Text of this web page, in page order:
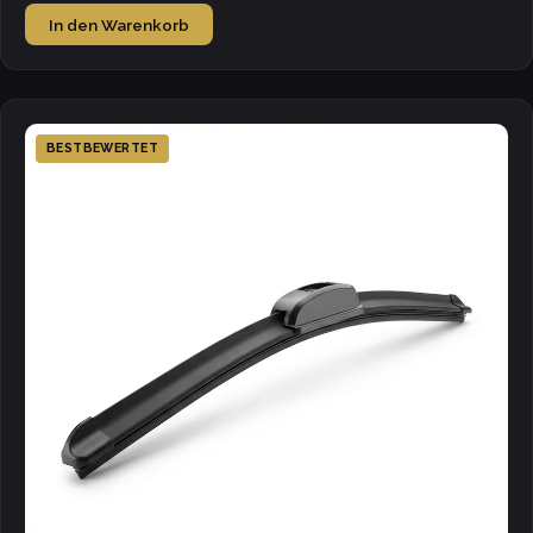
In den Warenkorb
BESTBEWERTET